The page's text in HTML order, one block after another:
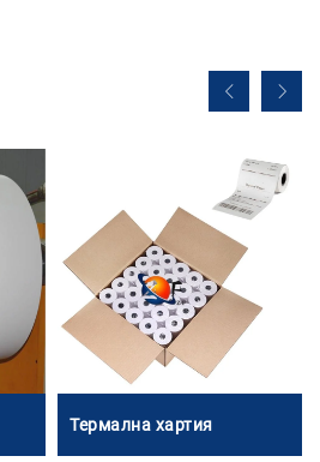
Термална хартия